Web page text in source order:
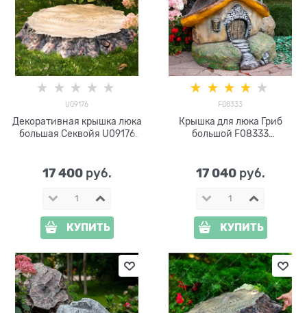
U09176
Декоративная крышка люка
большая Секвойя U09176
17 400 руб.
КУПИТЬ
F08333
Крышка для люка Гриб
большой F08333
17 040 руб.
КУПИТЬ